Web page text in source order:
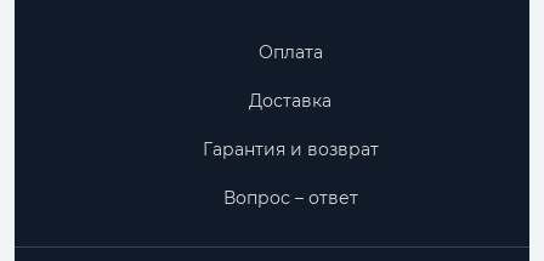
Оплата
Доставка
Гарантия и возврат
Вопрос – ответ